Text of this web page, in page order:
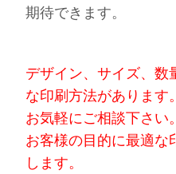
期待できます。
デザイン、サイズ、数
な印刷方法があります。
お気軽にご相談下さい。
お客様の目的に最適な
します。